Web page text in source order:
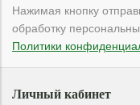
Нажимая кнопку
обработку
Политики
Личный кабинет